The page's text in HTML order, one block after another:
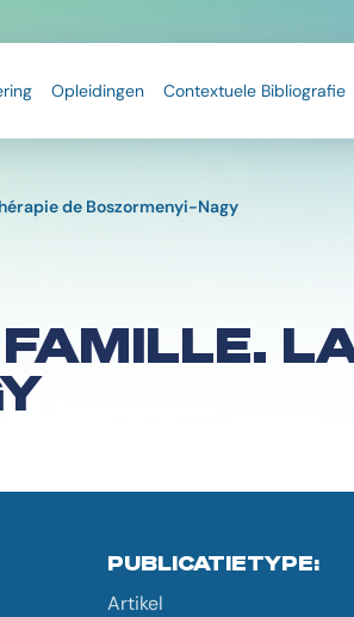
Opleidingen Contextuele Bibliografie
de Boszormenyi-Nagy
PUBLICATIETYPE:
Artikel